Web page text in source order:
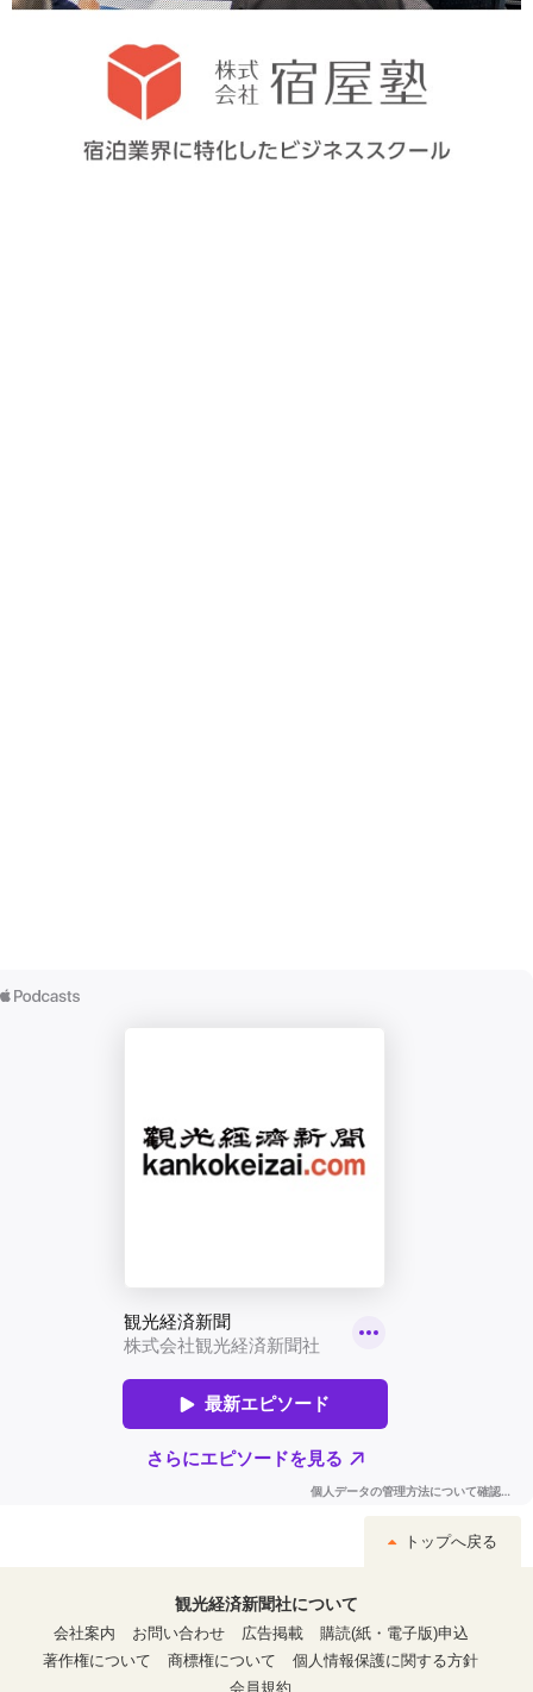
トップへ戻る
観光経済新聞社について
会社案内
お問い合わせ 広告掲載
購読(紙・電子版)申込
著作権について
商標権について
個人情報保護に関する方針
会員規約